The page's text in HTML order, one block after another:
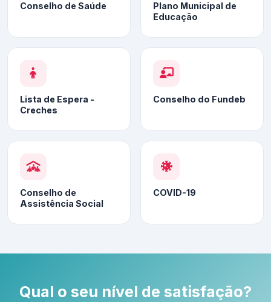
Conselho de Saúde
Plano Municipal de
Educação
Lista de Espera -
Creches
Conselho do Fundeb
Conselho de
Assistência Social
COVID-19
Qual o seu nível de satisfação?